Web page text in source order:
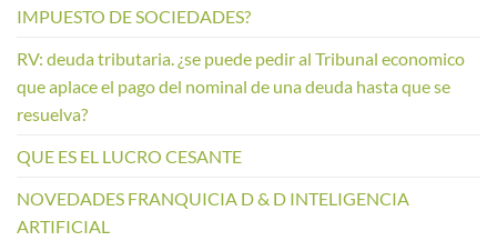
IMPUESTO DE SOCIEDADES?
RV: deuda tributaria. ¿se puede pedir al Tribunal economico
que aplace el pago del nominal de una deuda hasta que se
resuelva?
QUE ES EL LUCRO CESANTE
NOVEDADES FRANQUICIA D & D INTELIGENCIA
ARTIFICIAL